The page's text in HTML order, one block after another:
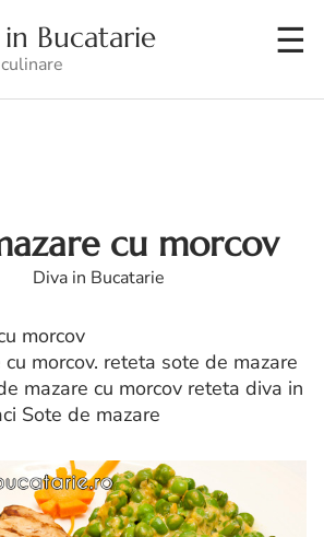
in Bucatarie
cu morcov
Diva in Bucatarie
morcov
morcov. reteta sote de mazare
mazare cu morcov reteta diva in
Sote de mazare